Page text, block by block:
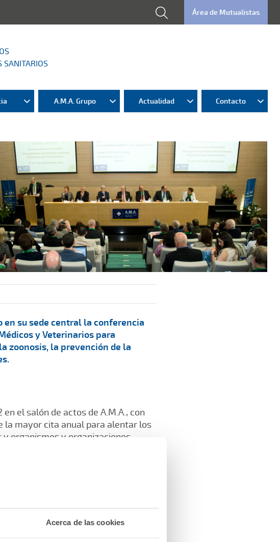
Acerca de las cookies
Área de Mutualistas
SANITARIOS
A.M.A. Grupo Actualidad Contacto
en su sede central la conferencia
y Veterinarios para
zoonosis, la prevención de la
el salón de actos de A.M.A., con
la mayor cita anual para alentar los
organismos y organizaciones
y Xavier Deu, presidente de la